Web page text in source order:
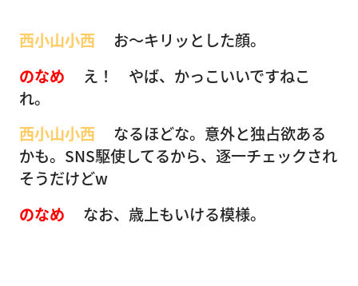
西小山小西
お〜キリッとした顔。
のなめ
え！ やば、かっこいいですねこ
れ。
西小山小西
なるほどな。意外と独占欲ある
かも。SNS駆使してるから、逐一チェックされ
そうだけどw
のなめ
なお、歳上もいける模様。